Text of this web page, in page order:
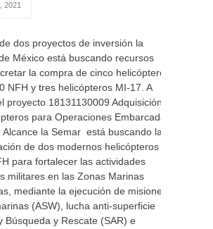
2021
dos proyectos de inversión la
México está buscando recursos
la compra de cinco helicópteros
NFH y tres helicópteros MI-17. A
proyecto 18131130009 Adquisición
para Operaciones Embarcadas
Alcance la Semar está buscando la
de dos modernos helicópteros
para fortalecer las actividades
militares en las Zonas Marinas
mediante la ejecución de misiones
(ASW), lucha anti-superficie
Búsqueda y Rescate (SAR) e